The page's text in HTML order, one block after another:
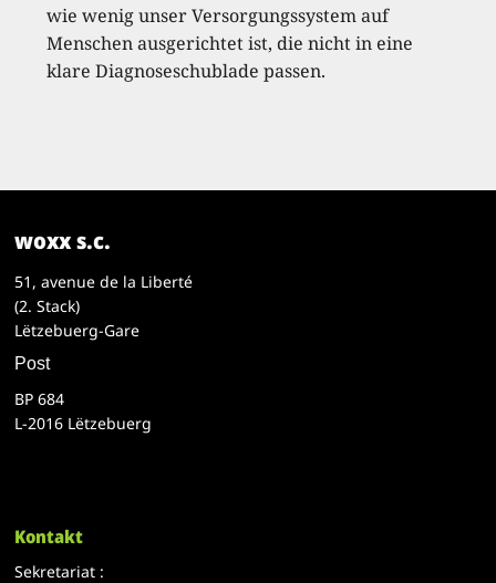
wie wenig unser Versorgungssystem auf
Menschen ausgerichtet ist, die nicht in eine
klare Diagnoseschublade passen.
woxx s.c.
51, avenue de la Liberté
(2. Stack)
Lëtzebuerg-Gare
Post
BP 684
L-2016 Lëtzebuerg
Kontakt
Sekretariat :